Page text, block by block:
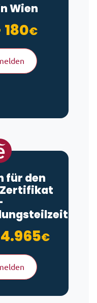
Wien
180€
bis
für den
4.965€